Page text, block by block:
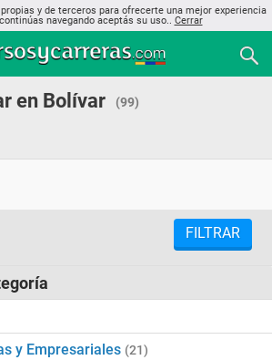
y de terceros para ofrecerte una mejor experiencia
navegando aceptás su uso.. Cerrar
en Bolívar (99)
FILTRAR
y Empresariales (21)